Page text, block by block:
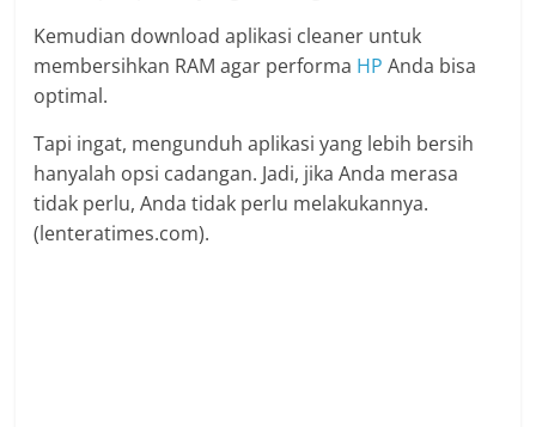
Kemudian download aplikasi cleaner untuk
membersihkan RAM agar performa HP Anda bisa
optimal.
Tapi ingat, mengunduh aplikasi yang lebih bersih
hanyalah opsi cadangan. Jadi, jika Anda merasa
tidak perlu, Anda tidak perlu melakukannya.
(lenteratimes.com).